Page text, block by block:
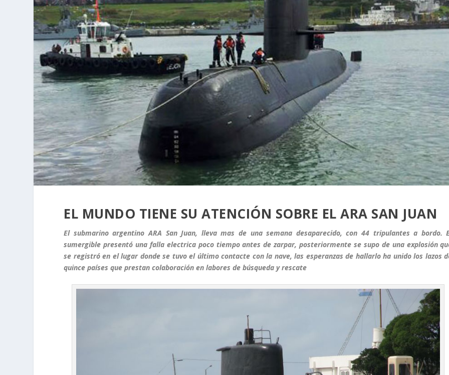
EL MUNDO TIENE SU ATENCIÓN SOBRE EL ARA SAN JUAN
El submarino argentino ARA San Juan, lleva mas de una semana desaparecido, con 44 tripulantes a bordo.
sumergible presentó una falla electrica poco tiempo antes de zarpar, posteriormente se supo de una explosión
se registró en el lugar donde se tuvo el último contacte con la nave, las esperanzas de hallarlo ha unido los lazos
quince países que prestan colaboración en labores de búsqueda y rescate